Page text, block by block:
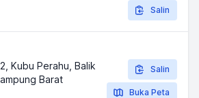
Salin
Kubu Perahu, Balik
Barat
Salin
Buka Peta